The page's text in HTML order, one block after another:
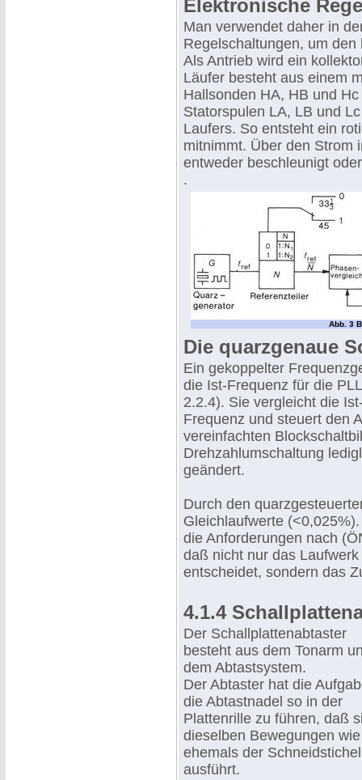
Elektronische
Man verwendet daher in
Regelschaltungen, um
Als Antrieb wird ein
Läufer besteht aus einem
Hallsonden HA, HB und
Statorspulen LA, LB und
Laufers. So entsteht ein
mitnimmt. Über den Strom
entweder beschleunigt
.
Abb. 3
Die quarzgenaue
Ein gekoppelter
die Ist-Frequenz für die
2.2.4). Sie vergleicht die
Frequenz und steuert den
vereinfachten
Drehzahlumschaltung
geändert.
Durch den
Gleichlaufwerte
die Anforderungen nach
daß nicht nur das
entscheidet, sondern das
4.1.4
Der Schallplattenabtaster
besteht aus dem Tonarm
dem Abtastsystem.
Der Abtaster hat die
die Abtastnadel so in der
Plattenrille zu führen, daß
dieselben Bewegungen wie
ehemals der Schneidstichel
ausführt.